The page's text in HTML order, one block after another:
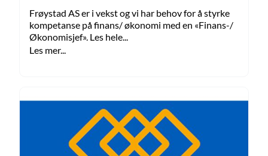
Frøystad AS er i vekst og vi har behov for å styrke
kompetanse på finans/ økonomi med en «Finans-/
Økonomisjef». Les hele...
Les mer...